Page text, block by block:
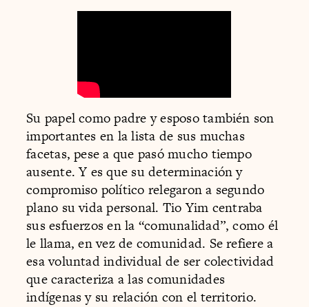
Su papel como padre y esposo también son
importantes en la lista de sus muchas
facetas, pese a que pasó mucho tiempo
ausente. Y es que su determinación y
compromiso político relegaron a segundo
plano su vida personal. Tio Yim centraba
sus esfuerzos en la “comunalidad”, como él
le llama, en vez de comunidad. Se refiere a
esa voluntad individual de ser colectividad
que caracteriza a las comunidades
indígenas y su relación con el territorio.